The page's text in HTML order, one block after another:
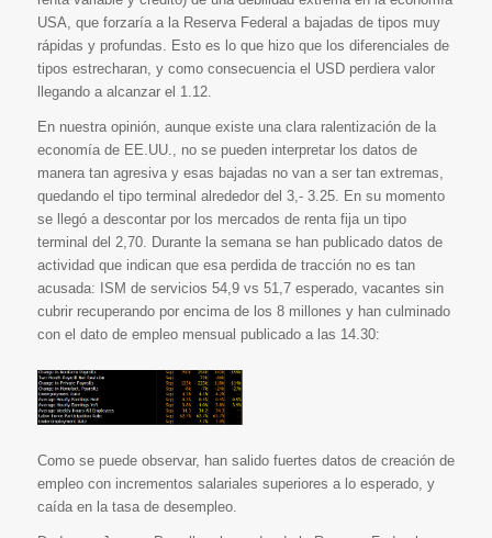
USA, que forzaría a la Reserva Federal a bajadas de tipos muy
rápidas y profundas. Esto es lo que hizo que los diferenciales de
tipos estrecharan, y como consecuencia el USD perdiera valor
llegando a alcanzar el 1.12.
En nuestra opinión, aunque existe una clara ralentización de la
economía de EE.UU., no se pueden interpretar los datos de
manera tan agresiva y esas bajadas no van a ser tan extremas,
quedando el tipo terminal alrededor del 3,- 3.25. En su momento
se llegó a descontar por los mercados de renta fija un tipo
terminal del 2,70. Durante la semana se han publicado datos de
actividad que indican que esa perdida de tracción no es tan
acusada: ISM de servicios 54,9 vs 51,7 esperado, vacantes sin
cubrir recuperando por encima de los 8 millones y han culminado
con el dato de empleo mensual publicado a las 14.30:
Como se puede observar, han salido fuertes datos de creación de
empleo con incrementos salariales superiores a lo esperado, y
caída en la tasa de desempleo.